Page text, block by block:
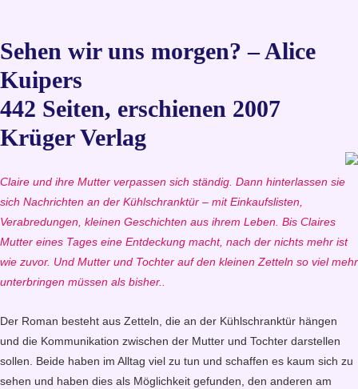
Sehen wir uns morgen? – Alice
Kuipers
442 Seiten, erschienen 2007
Krüger Verlag
Claire und ihre Mutter verpassen sich ständig. Dann hinterlassen sie
sich Nachrichten an der Kühlschranktür – mit Einkaufslisten,
Verabredungen, kleinen Geschichten aus ihrem Leben. Bis Claires
Mutter eines Tages eine Entdeckung macht, nach der nichts mehr ist
wie zuvor. Und Mutter und Tochter auf den kleinen Zetteln so viel mehr
unterbringen müssen als bisher..
Der Roman besteht aus Zetteln, die an der Kühlschranktür hängen
und die Kommunikation zwischen der Mutter und Tochter darstellen
sollen. Beide haben im Alltag viel zu tun und schaffen es kaum sich zu
sehen und haben dies als Möglichkeit gefunden, den anderen am